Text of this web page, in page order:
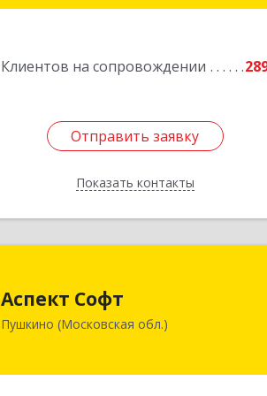
Клиентов на сопровождении
Отправить заявку
Показать контакты
Отправить заявку
Назад
Аспект Софт
Пушкино (Московская обл.)
141205, Московская обл, Пушкинский
р-н, Пушкино г, Московский пр-кт,